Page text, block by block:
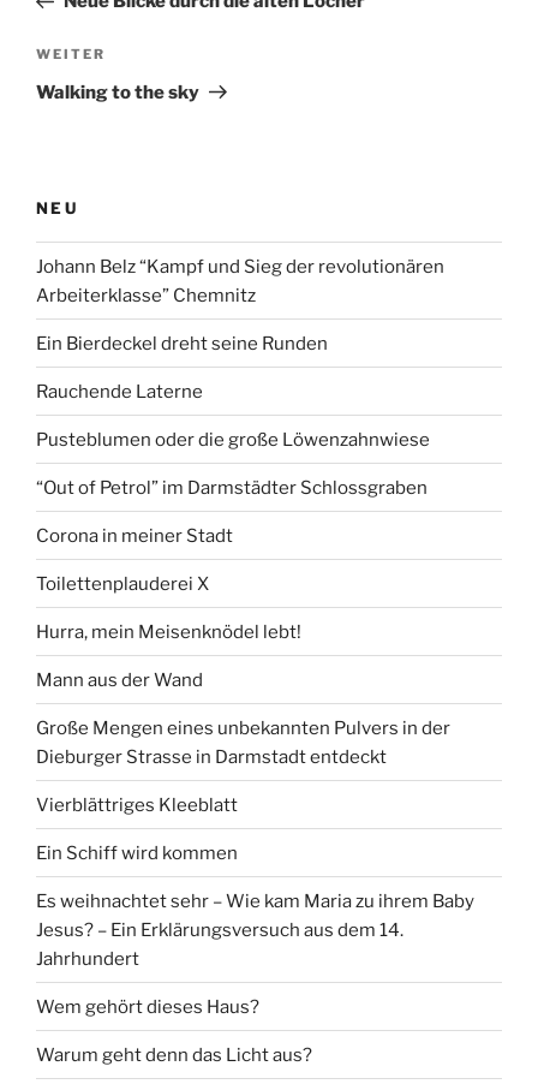
Nächster
Beitrag
WEITER
Walking to the sky
NEU
Johann Belz “Kampf und Sieg der revolutionären
Arbeiterklasse” Chemnitz
Ein Bierdeckel dreht seine Runden
Rauchende Laterne
Pusteblumen oder die große Löwenzahnwiese
“Out of Petrol” im Darmstädter Schlossgraben
Corona in meiner Stadt
Toilettenplauderei X
Hurra, mein Meisenknödel lebt!
Mann aus der Wand
Große Mengen eines unbekannten Pulvers in der
Dieburger Strasse in Darmstadt entdeckt
Vierblättriges Kleeblatt
Ein Schiff wird kommen
Es weihnachtet sehr – Wie kam Maria zu ihrem Baby
Jesus? – Ein Erklärungsversuch aus dem 14.
Jahrhundert
Wem gehört dieses Haus?
Warum geht denn das Licht aus?